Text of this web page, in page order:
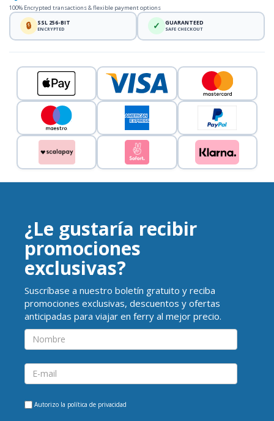
100% Encrypted transactions & flexible payment options
🔒 SSL 256-BIT
ENCRYPTED ✓ GUARANTEED
SAFE CHECKOUT
¿Le gustaría recibir
promociones
exclusivas?
Suscríbase a nuestro boletín gratuito y reciba
promociones exclusivas, descuentos y ofertas
anticipadas para viajar en ferry al mejor precio.
Autorizo la política de privacidad